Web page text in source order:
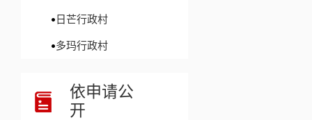
日芒行政村
多玛行政村
依申请公
开